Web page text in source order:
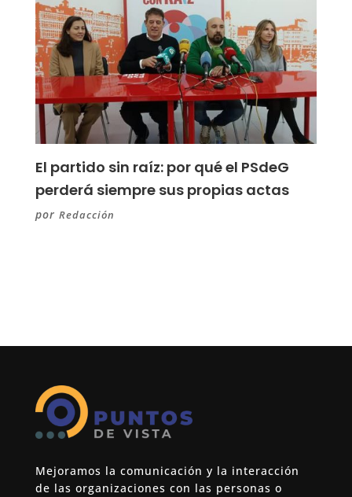
El partido sin raíz: por qué el PSdeG
perderá siempre sus propias actas
por Redacción
Mejoramos la comunicación y la interacción
de las organizaciones con las personas o